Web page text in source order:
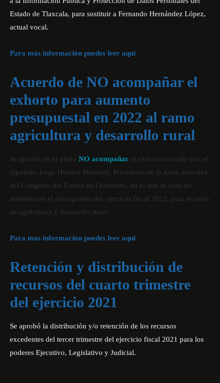
Estado de Tlaxcala, para sustituir a Fernando Hernández López,
actual vocal.
Para más información puedes leer aquí
Acuerdo de NO acompañar el
exhorto para aumento
presupuestal en 2022 al ramo
agricultura y desarrollo rural
Se aprobó en el pleno NO acompañar el exhorto enviado por el
diputado Jorge Herrera Martínez, Presidente de la mesa directiva
del Congreso del Estado de Querétaro, en el que se pide un
aumento en el presupuesto del ejercicio fiscal 2022, para el ramo
de agricultura y desarrollo rural.
Para mas información puedes leer aquí
Retención y distribución de
recursos del cuarto trimestre
del ejercicio 2021
Se aprobó la distribución y/o retención de los recursos
excedentes del tercer trimestre del ejercicio fiscal 2021 para los
poderes Ejecutivo, Legislativo y Judicial.